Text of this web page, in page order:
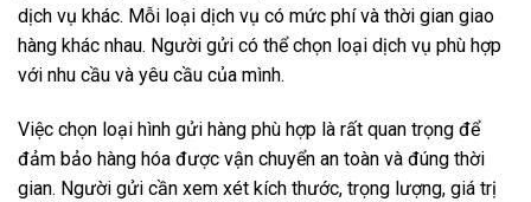
dịch vụ khác. Mỗi loại dịch vụ có mức phí và thời gian giao
hàng khác nhau. Người gửi có thể chọn loại dịch vụ phù hợp
với nhu cầu và yêu cầu của mình.
Việc chọn loại hình gửi hàng phù hợp là rất quan trọng để
đảm bảo hàng hóa được vận chuyển an toàn và đúng thời
gian. Người gửi cần xem xét kích thước, trọng lượng, giá trị